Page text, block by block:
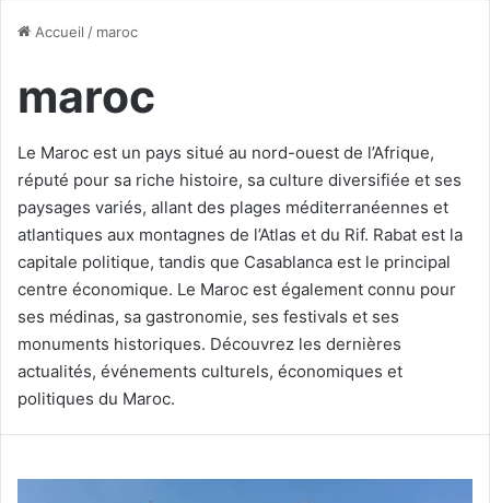
Accueil / maroc
maroc
Le Maroc est un pays situé au nord-ouest de l’Afrique,
réputé pour sa riche histoire, sa culture diversifiée et ses
paysages variés, allant des plages méditerranéennes et
atlantiques aux montagnes de l’Atlas et du Rif. Rabat est la
capitale politique, tandis que Casablanca est le principal
centre économique. Le Maroc est également connu pour
ses médinas, sa gastronomie, ses festivals et ses
monuments historiques. Découvrez les dernières
actualités, événements culturels, économiques et
politiques du Maroc.